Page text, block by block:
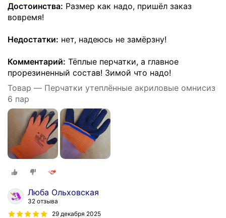
Достоинства: Размер как надо, пришёл заказ
вовремя!
Недостатки: нет, надеюсь не замёрзну!
Комментарий: Тёплые перчатки, а главное
прорезиненный состав! Зимой что надо!
Товар — Перчатки утеплённые акриловые омнисиз
6 пар
Люба Ольховская
32 отзыва
29 декабря 2025